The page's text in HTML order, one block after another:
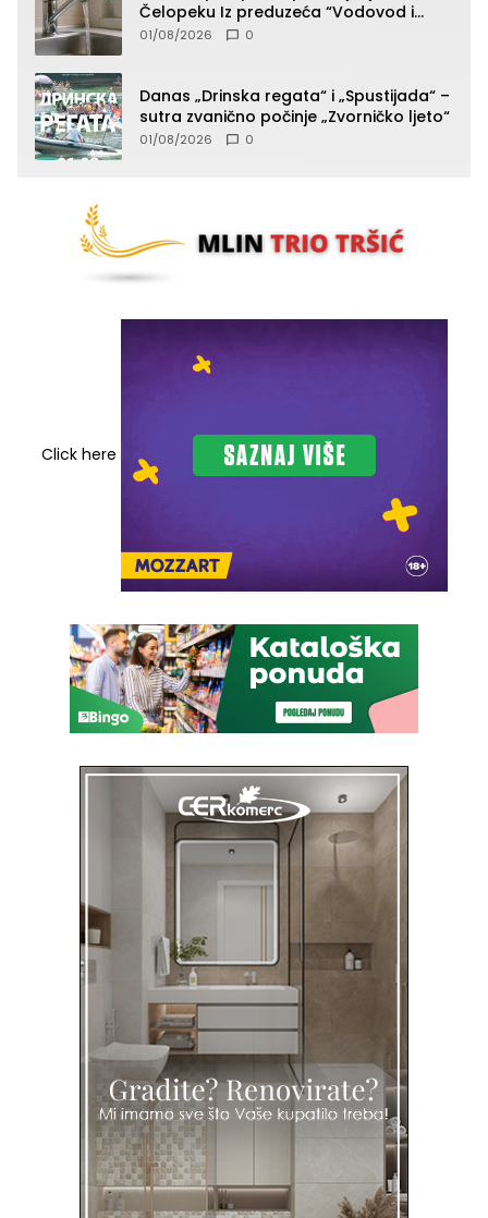
Čelopeku Iz preduzeća “Vodovod i
komunalije”
01/08/2026 0
Danas „Drinska regata“ i „Spustijada“ –
sutra zvanično počinje „Zvorničko ljeto“
01/08/2026 0
Click here